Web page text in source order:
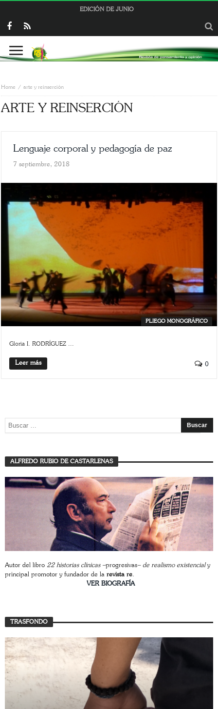
EDICIÓN DE JUNIO
Home arte y reinserción
ARTE Y REINSERCIÓN
Lenguaje corporal y pedagogía de paz
7 septiembre, 2018
PLIEGO MONOGRÁFICO
Gloria I. RODRÍGUEZ ...
Leer más 0
ALFREDO RUBIO DE CASTARLENAS
Autor del libro 22 historias clínicas –progresivas– de realismo existencialy
principal promotor y fundador de la revista re.
VER BIOGRAFÍA
TRASFONDO